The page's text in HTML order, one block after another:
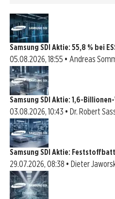
Samsung SDI Aktie: 55,8 % bei
05.08.2026, 18:55 • Andreas
Samsung SDI Aktie: 1,6-
03.08.2026, 10:43 • Dr. Robert
Samsung SDI Aktie:
29.07.2026, 08:38 • Dieter